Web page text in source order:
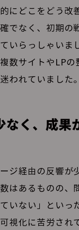
にどこをどう改
でなく、初期の
いらっしゃいま
数サイトやLPの
われていました。
なく、成果
ジ経由の反響が
数はあるものの、
いない」といっ
視化に苦労され